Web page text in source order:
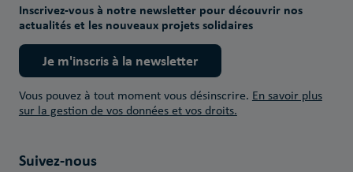
Inscrivez-vous à notre newsletter pour découvrir nos
actualités et les nouveaux projets solidaires
Je m'inscris à la newsletter
Vous pouvez à tout moment vous désinscrire. En savoir plus
sur la gestion de vos données et vos droits.
Suivez-nous